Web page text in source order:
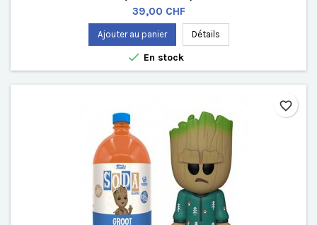
Prix
39,00 CHF
Ajouter au panier Détails
 En stock
favorite_border